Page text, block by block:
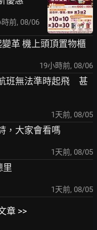
時前, 08/06
革 機上頭頂置物櫃
19小時前, 08/06
班無法準時起飛 甚
1天前, 08/05
，大家會看嗎
1天前, 08/05
里
1天前, 08/05
章 >>